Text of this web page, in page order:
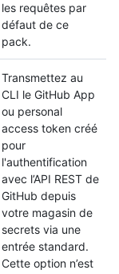
les requêtes par
défaut de ce
pack.
Transmettez au
CLI le GitHub App
ou personal
access token créé
pour
l'authentification
avec l’API REST de
GitHub depuis
votre magasin de
secrets via une
entrée standard.
Cette option n’est